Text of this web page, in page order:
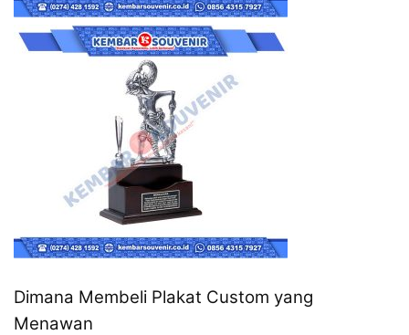
Dimana Membeli Plakat Custom yang
Menawan